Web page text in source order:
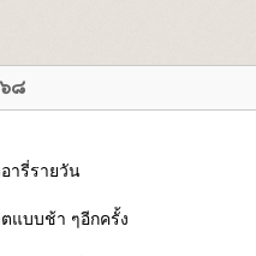
๘
ารี่รายวัน
แบบช้า ๆอีกครั้ง